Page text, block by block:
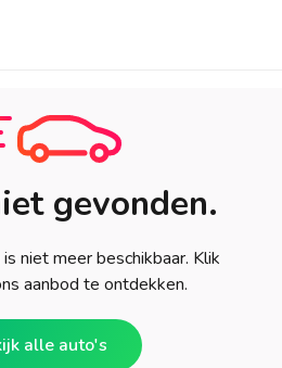
gevonden.
niet meer beschikbaar. Klik
aanbod te ontdekken.
alle auto's